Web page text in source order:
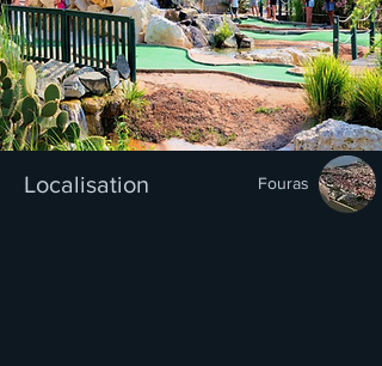
Localisation Fouras